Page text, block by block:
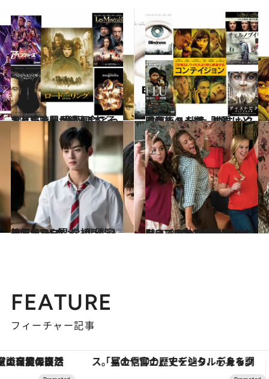
2020.5.9
おうち時間が続く今こそチャレンジ 世界観にどっぷり浸る長尺映画5本
カルチャー 2020.5.3
混乱後の人類、世界はどうなる？ 壮絶「パニック映画＆ドラマ」5選
カルチャー
2020.4.14
韓国ドラマ界 を担う“演技ドル” イケメン俳優5人のドラマ5本
カルチャー 2020.3.22
引きこもり期間に観たくないですか？ 本当にポジティブになれる映画12本
ビューティ＆ヘルス
FEATURE
フィーチャー記事
「星のや富士」でデジタルデトックス。冨士信仰の歴史を辿り、心身を調える。